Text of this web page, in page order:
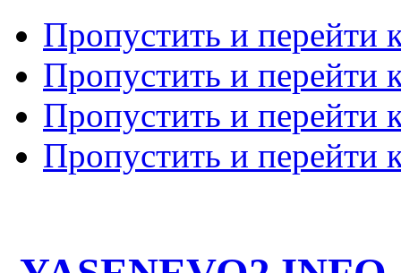
Пропустить и перейти
Пропустить и перейти
Пропустить и перейти
Пропустить и перейти